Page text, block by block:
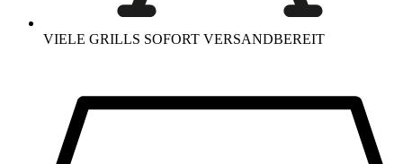
VIELE GRILLS SOFORT VERSANDBEREIT